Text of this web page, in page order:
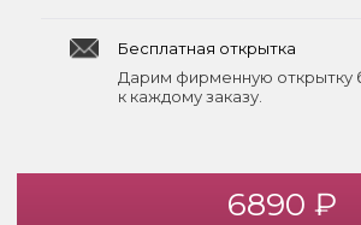
Бесплатная открытка
Дарим фирменную открытку
к каждому заказу.
6890 ₽